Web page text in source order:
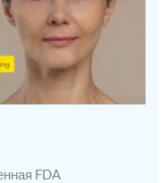
FDA